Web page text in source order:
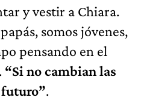
y vestir a Chiara.
somos jóvenes,
pensando en el
“Si no cambian las
futuro”.